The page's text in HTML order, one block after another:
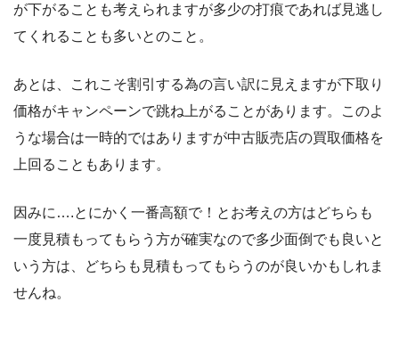
が下がることも考えられますが多少の打痕であれば見逃し
てくれることも多いとのこと。
あとは、これこそ割引する為の言い訳に見えますが下取り
価格がキャンペーンで跳ね上がることがあります。このよ
うな場合は一時的ではありますが中古販売店の買取価格を
上回ることもあります。
因みに….とにかく一番高額で！とお考えの方はどちらも
一度見積もってもらう方が確実なので多少面倒でも良いと
いう方は、どちらも見積もってもらうのが良いかもしれま
せんね。